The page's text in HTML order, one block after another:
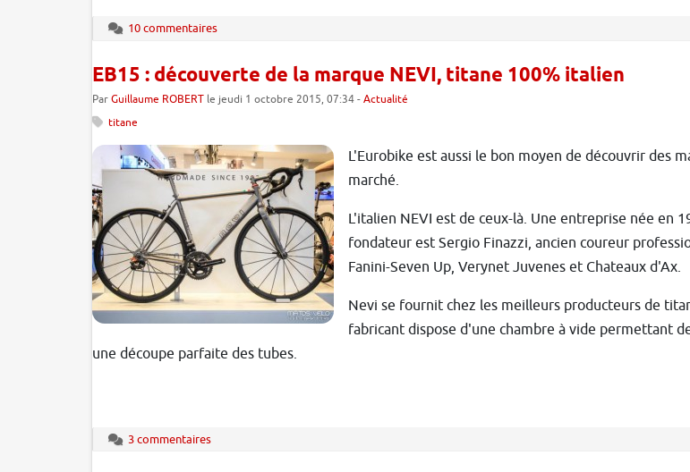
10 commentaires
EB15 : découverte de la marque NEVI, titane 100% italien
Par Guillaume ROBERT le jeudi 1 octobre 2015, 07:34 - Actualité
titane
L'Eurobike est aussi le bon moyen de découvrir des
marché.
L'italien NEVI est de ceux-là. Une entreprise née en
fondateur est Sergio Finazzi, ancien coureur
Fanini-Seven Up, Verynet Juvenes et Chateaux d'Ax.
Nevi se fournit chez les meilleurs producteurs de
fabricant dispose d'une chambre à vide permettant
une découpe parfaite des tubes.
3 commentaires